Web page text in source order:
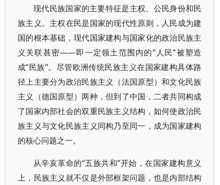
现代民族国家的主要特征是主权、公民身份和民
族主义。主权在民是国家的现代性原则，人民成为建
国的根本基础，现代国家建构与国家化的政治民族主
义关联甚密——即一定领土范围内的“人民”被塑造
成“民族”。尽管欧洲传统民族主义在国家建构具体路
径上主要分为政治民族主义（法国原型）和文化民族
主义（德国原型）两种，但到了中国，二者共同构成
了国家内部社会的双重民族主义结构，如何使政治民
族主义与文化民族主义同构乃至同一，成为国家建构
的核心问题之一。
从辛亥革命的“五族共和”开始，在国家建构意义
上，民族主义就不仅是外部框架问题，也是内部结构